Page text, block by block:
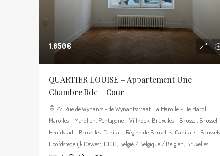
1.650€
QUARTIER LOUISE – Appartement Une
Chambre Rdc + Cour
27, Rue de Wynants - de Wynantsstraat, La Marolle - De Marol,
Marolles - Marollen, Pentagone - Vijfhoek, Bruxelles - Brussel, Brussel-
Hoofdstad - Bruxelles-Capitale, Région de Bruxelles-Capitale - Brussels
Hoofdstedelijk Gewest, 1000, België / Belgique / Belgien, Bruxelles